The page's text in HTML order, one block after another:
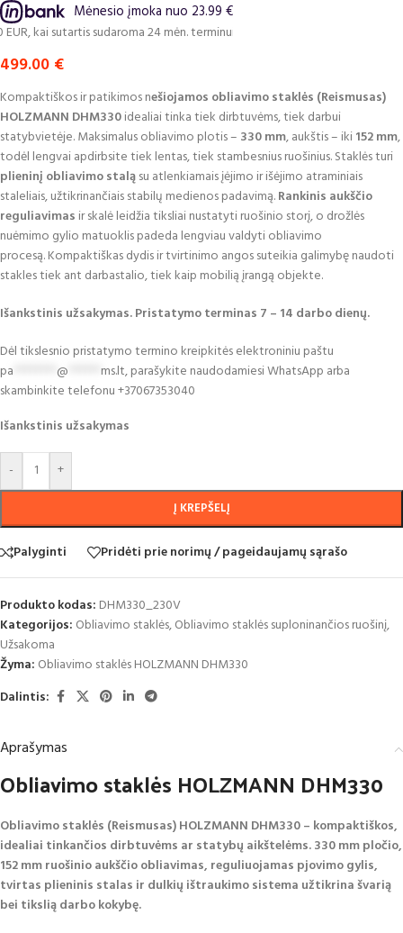
Mėnesio įmoka nuo 23.99 €
sutartis sudaroma 24 mėn. terminui, metinė palūkanų norma – 0%,
499.00 €
Kompaktiškos ir patikimos nešiojamos obliavimo staklės (Reismusas)
HOLZMANN DHM330idealiai tinka tiek dirbtuvėms, tiek darbui
statybvietėje. Maksimalus obliavimo plotis – 330 mm, aukštis – iki152 mm,
todėl lengvai apdirbsite tiek lentas, tiek stambesnius ruošinius. Staklės turi
plieninį obliavimo staląsu atlenkiamais įėjimo ir išėjimo atraminiais
staleliais, užtikrinančiais stabilų medienos padavimą.Rankinis aukščio
reguliavimas ir skalė leidžia tiksliai nustatyti ruošinio storį, o drožlės
nuėmimo gylio matuoklis padeda lengviau valdyti obliavimo
procesą. Kompaktiškas dydis ir tvirtinimo angos suteikia galimybę naudoti
stakles tiek ant darbastalio, tiek kaip mobilią įrangą objekte.
Išankstinis užsakymas. Pristatymo terminas 7 – 14 darbo dienų.
Dėl tikslesnio pristatymo termino kreipkitės elektroniniu paštu
pa
@ ms.lt,parašykite naudodamiesiWhatsApp arba
skambinkitetelefonu+37067353040
Išankstinis užsakymas
- +
Į KREPŠELĮ
Palyginti Pridėti prie norimų / pageidaujamų sąrašo
Produkto kodas: DHM330_230V
Kategorijos: Obliavimo staklės,Obliavimo staklės suploninančios ruošinį,
Užsakoma
Žyma: Obliavimo staklės HOLZMANN DHM330
Dalintis:
Aprašymas
Obliavimo staklės HOLZMANN DHM330
Obliavimo staklės (Reismusas) HOLZMANN DHM330 – kompaktiškos,
idealiai tinkančios dirbtuvėms ar statybų aikštelėms. 330 mm pločio,
152 mm ruošinio aukščio obliavimas, reguliuojamas pjovimo gylis,
tvirtas plieninis stalas ir dulkių ištraukimo sistema užtikrina švarią
bei tikslią darbo kokybę.